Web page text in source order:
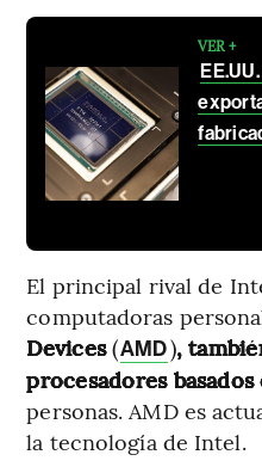
VER +
El principal rival de
computadoras
Devices(AMD),
procesadores
personas. AMD es
la tecnología de Intel.